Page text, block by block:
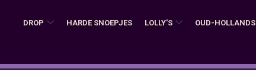
DROP HARDE SNOEPJES LOLLY'S OUD-HOLLANDS